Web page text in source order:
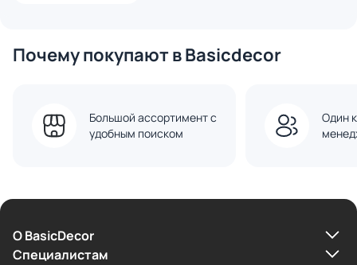
Почему покупают в Basicdecor
Большой ассортимент с
удобным поиском
Один
О BasicDecor
Cпециалистам